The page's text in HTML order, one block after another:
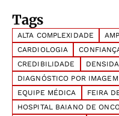
Tags
ALTA COMPLEXIDADE
CARDIOLOGIA
CREDIBILIDADE
DIAGNÓSTICO POR IMAGEM
EQUIPE MÉDICA
FEIRA
HOSPITAL BAIANO DE